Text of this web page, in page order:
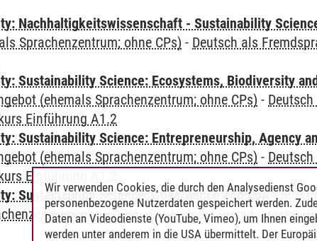
Nachhaltigkeitswissenschaft - Sustainability
Sprachenzentrum; ohne CPs) - Deutsch als
Sustainability Science: Ecosystems, Biodiversity
(ehemals Sprachenzentrum; ohne CPs) -
Einführung A1.2
Sustainability Science: Entrepreneurship, Agency
(ehemals Sprachenzentrum; ohne CPs) -
Einführung A1.2
Sustainability Science: Governance and Law-
ohne CPs)-Deutsch als Fremdsprache
Wir verwenden Cookies, die durch den Analysedienst
personenbezogene Nutzerdaten gespeichert werden.
Daten an Videodienste (YouTube, Vimeo), um Ihnen
werden unter anderem in die USA übermittelt. Der